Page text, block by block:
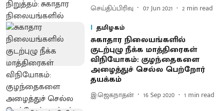
செய்திப்பிரிவு 07 Jun 2021 2 min read
தமிழகம்
சுகாதார நிலையங்களில்
குடற்புழு நீக்க மாத்திரைகள்
விநியோகம்: குழந்தைகளை
அழைத்துச் செல்ல பெற்றோர்
தயக்கம்
இ.ஜெகநாதன் 16 Sep 2020 1 min read